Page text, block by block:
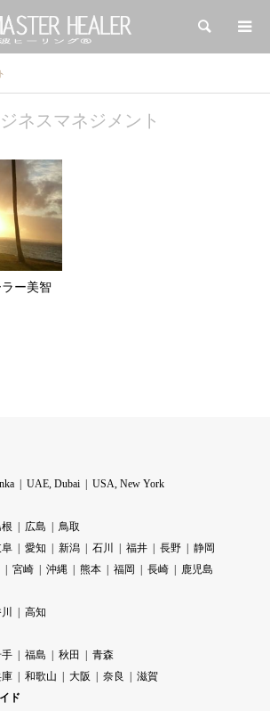
検索
ネスマネジメント
ー美智
UAE, Dubai
USA, New York
広島
鳥取
愛知 新潟 石川 福井 長野
静岡
宮崎 沖縄 熊本 福岡 長崎
鹿児島
高知
福島 秋田
青森
和歌山 大阪 奈良
滋賀
ド